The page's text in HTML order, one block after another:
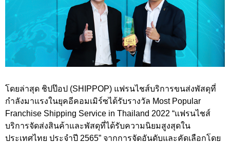
โดยล่าสุด ชิปป๊อป (SHIPPOP) แฟรนไชส์บริการขนส่งพัสดุที่
กำลังมาแรงในยุคอีคอมเมิร์ซได้รับรางวัล Most Popular
Franchise Shipping Service in Thailand 2022 “แฟรนไชส์
บริการจัดส่งสินค้าและพัสดุที่ได้รับความนิยมสูงสุดใน
ประเทศไทย ประจำปี 2565” จากการจัดอันดับและคัดเลือกโดย